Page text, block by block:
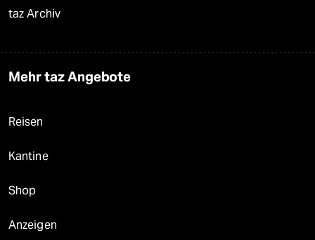
taz Archiv
Mehr taz Angebote
Reisen
Kantine
Shop
Anzeigen